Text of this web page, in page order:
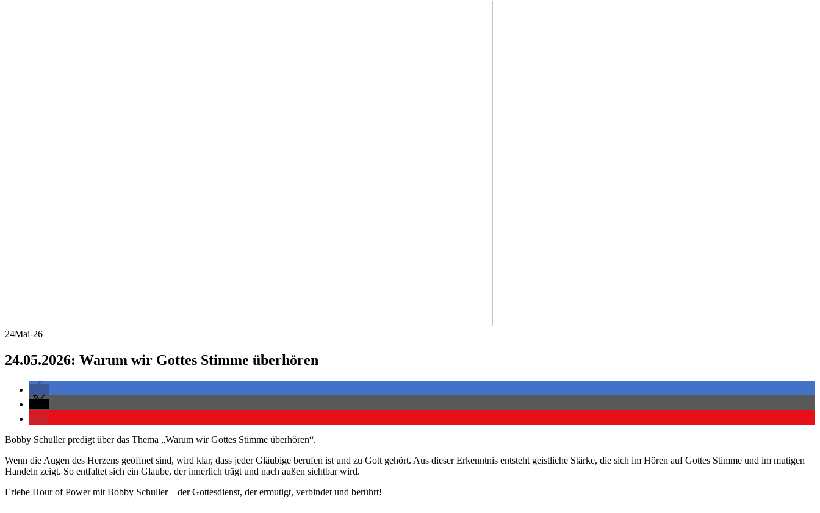
24Mai-26
24.05.2026: Warum wir Gottes Stimme überhören
Bobby Schuller predigt über das Thema „Warum wir Gottes Stimme überhören“.
Wenn die Augen des Herzens geöffnet sind, wird klar, dass jeder Gläubige berufen ist und zu Gott gehört. Aus dieser Erkenntnis entsteht geistliche Stärke, die sich im Hören auf Gottes Stimme und im mutigen
Handeln zeigt. So entfaltet sich ein Glaube, der innerlich trägt und nach außen sichtbar wird.
Erlebe Hour of Power mit Bobby Schuller – der Gottesdienst, der ermutigt, verbindet und berührt!